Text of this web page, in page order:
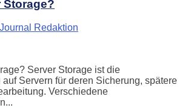
Storage?
Redaktion
Server Storage ist die
Servern für deren Sicherung, spätere
Verschiedene